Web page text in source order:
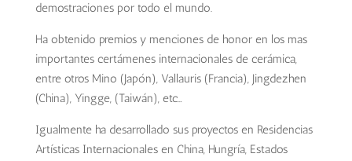
demostraciones por todo el mundo.
Ha obtenido premios y menciones de honor en los mas
importantes certámenes internacionales de cerámica,
entre otros Mino (Japón), Vallauris (Francia), Jingdezhen
(China), Yingge, (Taiwán), etc…
Igualmente ha desarrollado sus proyectos en Residencias
Artísticas Internacionales en China, Hungría, Estados